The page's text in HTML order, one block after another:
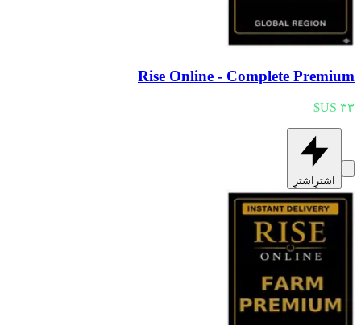
Rise Online - Complete Premium
اشترِ اشترِ